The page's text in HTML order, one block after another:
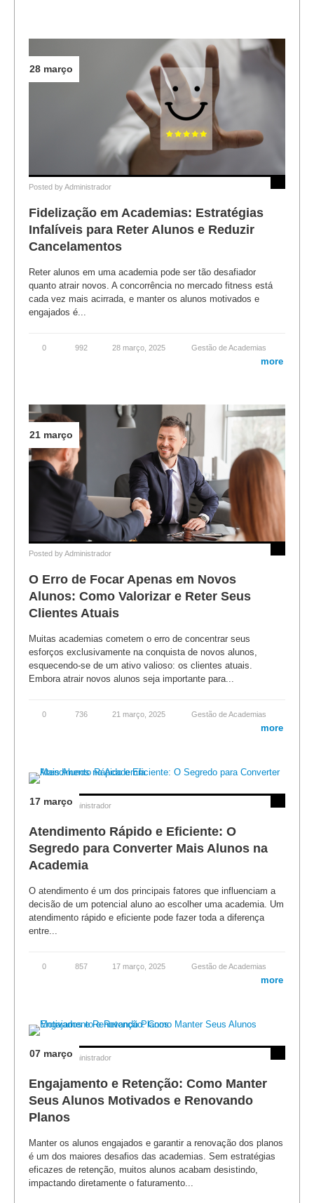
Posted byAdministrador
28 março
Fidelização em Academias: Estratégias
Infalíveis para Reter Alunos e Reduzir
Cancelamentos
Reter alunos em uma academia pode ser tão desafiador
quanto atrair novos. A concorrência no mercado fitness está
cada vez mais acirrada, e manter os alunos motivados e
engajados é...
0 992 28 março, 2025 Gestão de Academias
more
Posted byAdministrador
21 março
O Erro de Focar Apenas em Novos
Alunos: Como Valorizar e Reter Seus
Clientes Atuais
Muitas academias cometem o erro de concentrar seus
esforços exclusivamente na conquista de novos alunos,
esquecendo-se de um ativo valioso: os clientes atuais.
Embora atrair novos alunos seja importante para...
0 736 21 março, 2025 Gestão de Academias
more
Posted byAdministrador
17 março
Atendimento Rápido e Eficiente: O
Segredo para Converter Mais Alunos na
Academia
O atendimento é um dos principais fatores que influenciam a
decisão de um potencial aluno ao escolher uma academia. Um
atendimento rápido e eficiente pode fazer toda a diferença
entre...
0 857 17 março, 2025 Gestão de Academias
more
Posted byAdministrador
07 março
Engajamento e Retenção: Como Manter
Seus Alunos Motivados e Renovando
Planos
Manter os alunos engajados e garantir a renovação dos planos
é um dos maiores desafios das academias. Sem estratégias
eficazes de retenção, muitos alunos acabam desistindo,
impactando diretamente o faturamento...